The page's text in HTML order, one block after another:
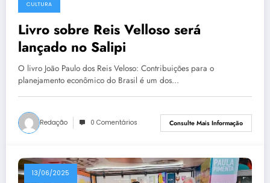
CULTURA
Livro sobre Reis Velloso será
lançado no Salipi
O livro João Paulo dos Reis Veloso: Contribuições para o
planejamento econômico do Brasil é um dos…
Redação 0 Comentários Consulte Mais Informação
13/06/2025